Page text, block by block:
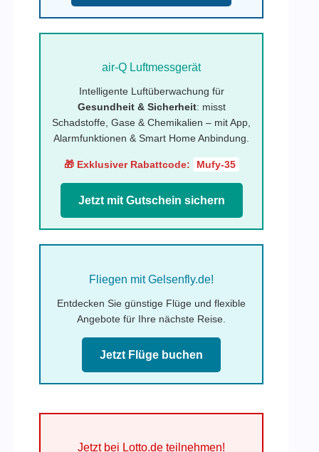
air-Q Luftmessgerät
Intelligente Luftüberwachung für
Gesundheit & Sicherheit: misst
Schadstoffe, Gase & Chemikalien – mit App,
Alarmfunktionen & Smart Home Anbindung.
🎁 Exklusiver Rabattcode: Mufy-35
Jetzt mit Gutschein sichern
Fliegen mit Gelsenfly.de!
Entdecken Sie günstige Flüge und flexible
Angebote für Ihre nächste Reise.
Jetzt Flüge buchen
Jetzt bei Lotto.de teilnehmen!